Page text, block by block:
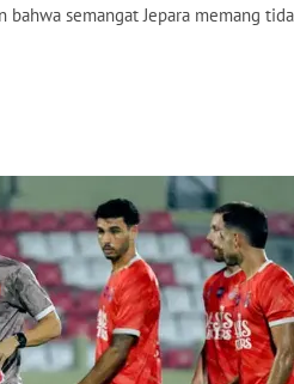
semangat Jepara memang